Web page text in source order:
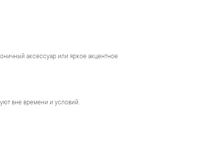
аксессуар или яркое акцентное
вне времени и условий.